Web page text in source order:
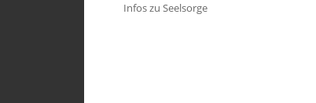
Infos zu Seelsorge